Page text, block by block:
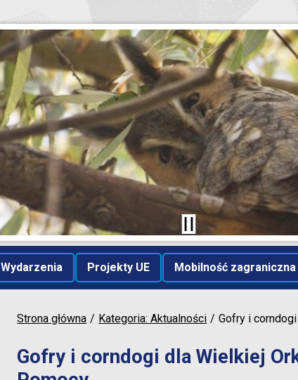
Wydarzenia Projekty UE Mobilność zagraniczna
Strona główna Kategoria: Aktualności Gofry i
Gofry i corndogi dla Wielkiej